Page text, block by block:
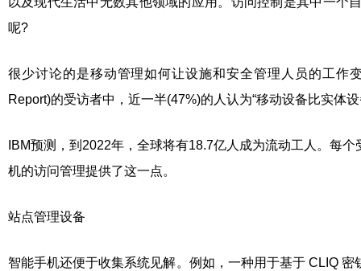
呢?
很少讨论的是移动管理如何让设施和安全管理人员的工作
Report)的受访者中，近一半(47%)的人认为“移动设备比实体
IBM预测，到2022年，全球将有18.7亿人成为流动工人。每
机的访问管理提供了这一点。
站点管理设备
智能手机还便于收集系统见解。例如，一种用于基于 CLIQ